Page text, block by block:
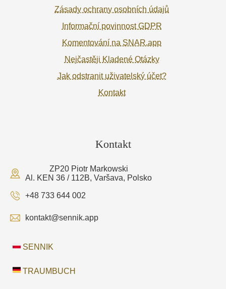
Zásady ochrany osobních údajů
Informační povinnost GDPR
Komentování na SNAR.app
Nejčastěji Kladené Otázky
Jak odstranit uživatelský účet?
Kontakt
Kontakt
ZP20 Piotr Markowski
Al. KEN 36 / 112B, Varšava, Polsko
+48 733 644 002
kontakt@sennik.app
SENNIK
TRAUMBUCH